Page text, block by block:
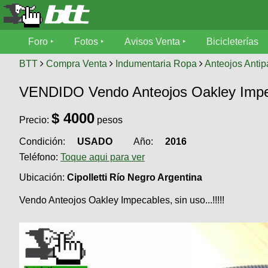
Foro
Foro
Mecánica
Fotos
tu
foto
Galeria
XC
Bicicletas
Descenso
Dirt
Avisos
SUBÍ
tu
aviso
Buscar
Ultimos
Fotos
Bicicleterías
Bicicletas
Tandem
Freerider
Videos
Cicloturismo
Salidas
Usuarios
Foro Fotos Avisos Venta Bicicleterías
BTT Compra Venta Indumentaria Ropa Anteojos
VENDIDO Vendo Anteojos Oakley
Precio: $ 4000 pesos
Condición: USADO Año:
2016
Teléfono: Toque aqui para ver
Ubicación: Cipolletti Río Negro Argentina
Vendo Anteojos Oakley Impecables, sin uso...!!!!!